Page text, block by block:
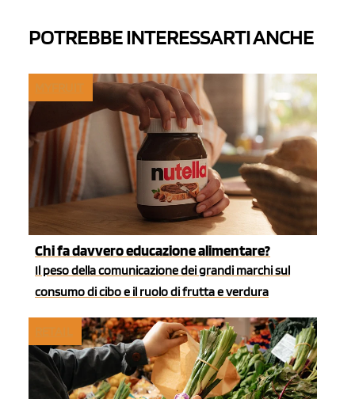
POTREBBE INTERESSARTI ANCHE
Chi fa davvero educazione alimentare?
Il peso della comunicazione dei grandi marchi sul
consumo di cibo e il ruolo di frutta e verdura